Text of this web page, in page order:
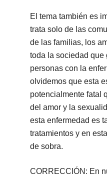
El tema también es
trata solo de las
de las familias, los
toda la sociedad que
personas con la
olvidemos que esta
potencialmente fatal
del amor y la
esta enfermedad es
tratamientos y en
de sobra.
CORRECCIÓN: En